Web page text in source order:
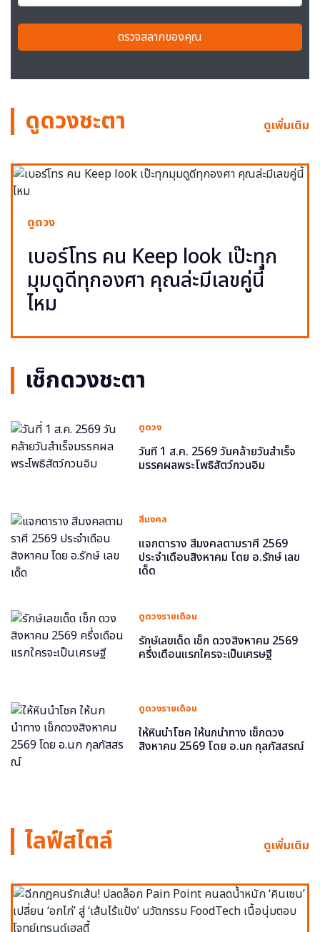
ตรวจสลากของคุณ
ดูดวงชะตา ดูเพิ่มเติม
ดูดวง
เบอร์โทร คน Keep look เป๊ะทุก
มุมดูดีทุกองศา คุณล่ะมีเลขคู่นี้
ไหม
เช็กดวงชะตา
ดูดวง
วันที่ 1 ส.ค. 2569 วันคล้ายวันสำเร็จ
มรรคผลพระโพธิสัตว์กวนอิม
สีมงคล
แจกตาราง สีมงคลตามราศี 2569
ประจำเดือนสิงหาคม โดย อ.รักษ์ เลข
เด็ด
ดูดวงรายเดือน
รักษ์เลขเด็ด เช็ก ดวงสิงหาคม 2569
ครึ่งเดือนแรกใครจะเป็นเศรษฐี
ดูดวงรายเดือน
ให้หินนำโชค ให้นกนำทาง เช็กดวง
สิงหาคม 2569 โดย อ.นก กุลภัสสรณ์
ไลฟ์สไตล์ ดูเพิ่มเติม